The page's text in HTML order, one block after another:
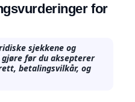
for
sjekkene og
før du aksepterer
betalingsvilkår, og